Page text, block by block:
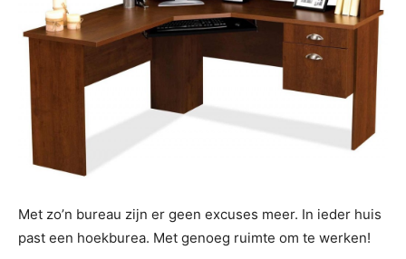
Met zo’n bureau zijn er geen excuses meer. In ieder huis
past een hoekburea. Met genoeg ruimte om te werken!